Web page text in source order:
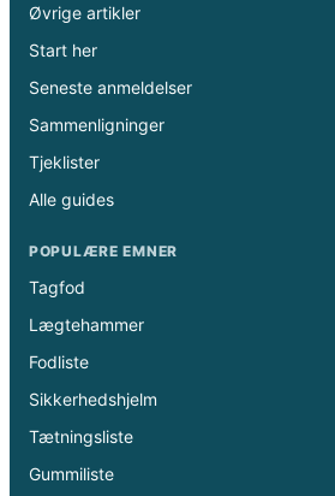
Øvrige artikler
Start her
Seneste anmeldelser
Sammenligninger
Tjeklister
Alle guides
POPULÆRE EMNER
Tagfod
Lægtehammer
Fodliste
Sikkerhedshjelm
Tætningsliste
Gummiliste